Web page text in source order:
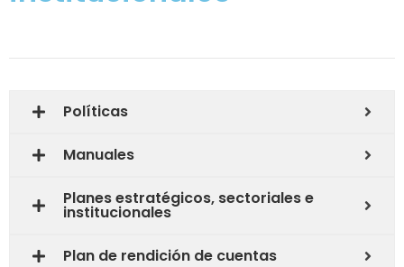
Políticas
Manuales
Planes estratégicos, sectoriales e
institucionales
Plan de rendición de cuentas